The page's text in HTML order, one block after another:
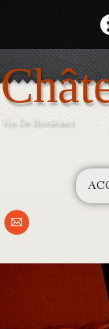
Vin De Bordeaux